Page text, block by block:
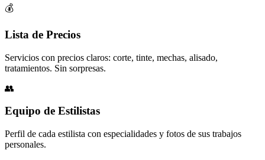
💰
Lista de Precios
Servicios con precios claros: corte, tinte, mechas, alisado,
tratamientos. Sin sorpresas.
👥
Equipo de Estilistas
Perfil de cada estilista con especialidades y fotos de sus trabajos
personales.